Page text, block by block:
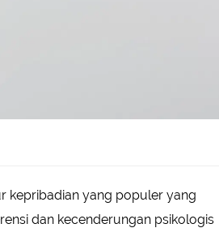
kepribadian yang populer yang
dan kecenderungan psikologis